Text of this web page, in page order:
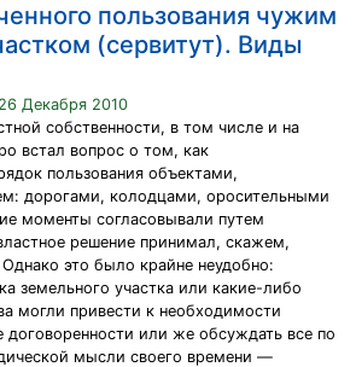
пользования чужим
(сервитут). Виды
Декабря 2010
собственности, в том числе и на
встал вопрос о том, как
пользования объектами,
дорогами, колодцами, оросительными
моменты согласовывали путем
решение принимал, скажем,
это было крайне неудобно:
земельного участка или какие-либо
могли привести к необходимости
договоренности или же обсуждать все по
мысли своего времени —